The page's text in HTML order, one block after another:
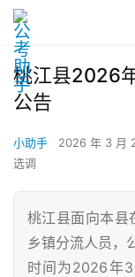
桃江县2026
公告
小助手 2026 年 3 月
选调
桃江县面向本
乡镇分流人员，
时间为2026年